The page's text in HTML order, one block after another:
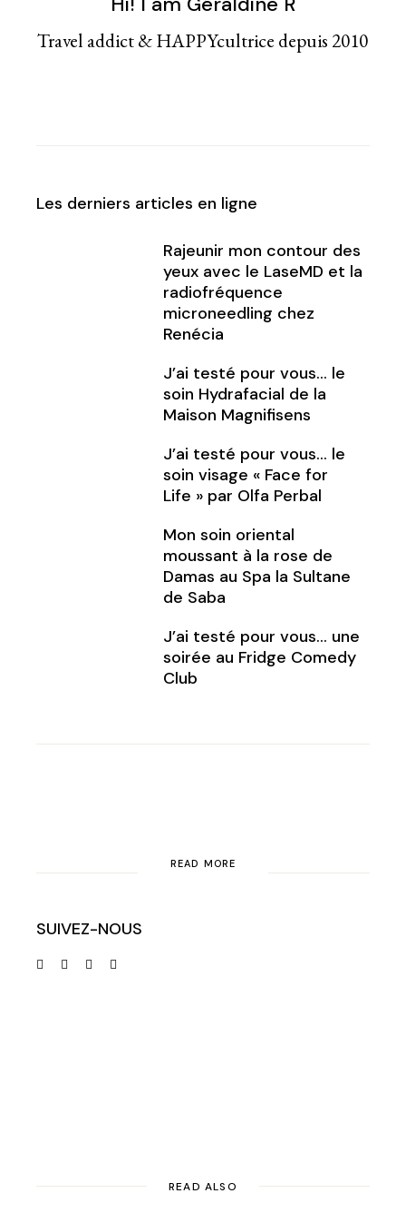
Travel addict & HAPPYcultrice depuis 2010
Les derniers articles en ligne
Rajeunir mon contour des
yeux avec le LaseMD et la
radiofréquence
microneedling chez
Renécia
J’ai testé pour vous… le
soin Hydrafacial de la
Maison Magnifisens
J’ai testé pour vous… le
soin visage « Face for
Life » par Olfa Perbal
Mon soin oriental
moussant à la rose de
Damas au Spa la Sultane
de Saba
J’ai testé pour vous… une
soirée au Fridge Comedy
Club
READ MORE
SUIVEZ-NOUS
READ ALSO